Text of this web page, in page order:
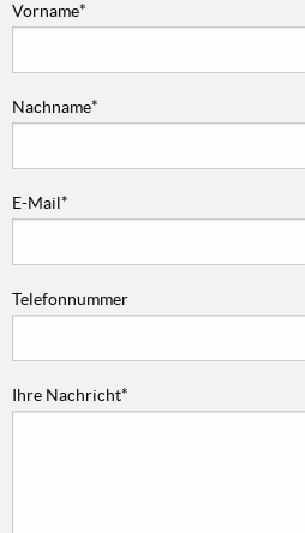
Vorname*
Nachname*
E-Mail*
Telefonnummer
Ihre Nachricht*